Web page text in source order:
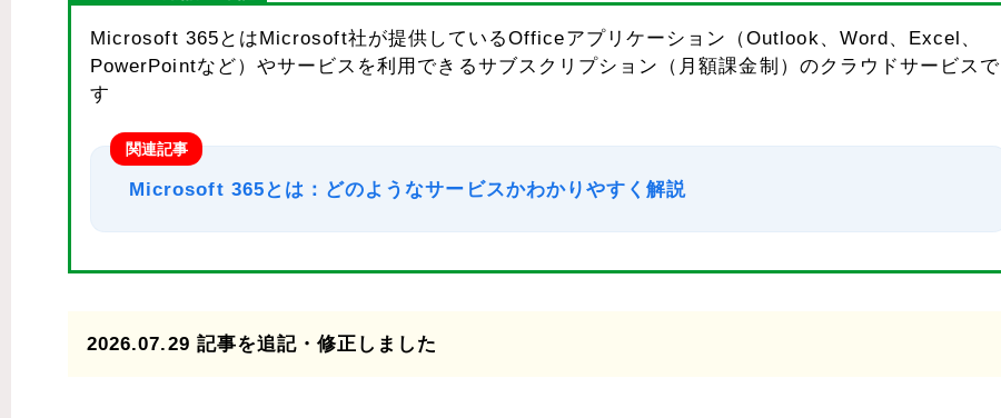
Microsoft 365とはMicrosoft社が提供しているOfficeアプリケーション（Outlook、Word、Excel、
PowerPointなど）やサービスを利用できるサブスクリプション（月額課金制）のクラウドサービスで
す
関連記事
Microsoft 365とは：どのようなサービスかわかりやすく解説
2026.07.29 記事を追記・修正しました